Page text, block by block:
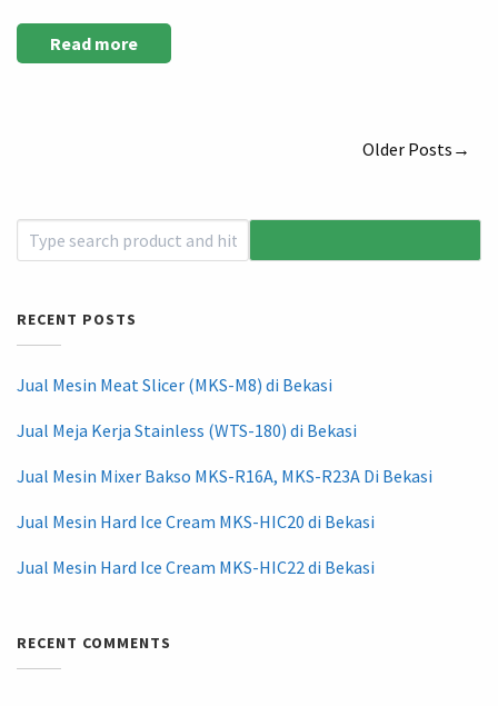
Read more
Older Posts→
RECENT POSTS
Jual Mesin Meat Slicer (MKS-M8) di Bekasi
Jual Meja Kerja Stainless (WTS-180) di Bekasi
Jual Mesin Mixer Bakso MKS-R16A, MKS-R23A Di Bekasi
Jual Mesin Hard Ice Cream MKS-HIC20 di Bekasi
Jual Mesin Hard Ice Cream MKS-HIC22 di Bekasi
RECENT COMMENTS